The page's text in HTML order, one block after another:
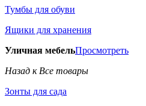
Тумбы для обуви
Ящики для хранения
Уличная мебельПросмотреть
Назад к Все товары
Зонты для сада